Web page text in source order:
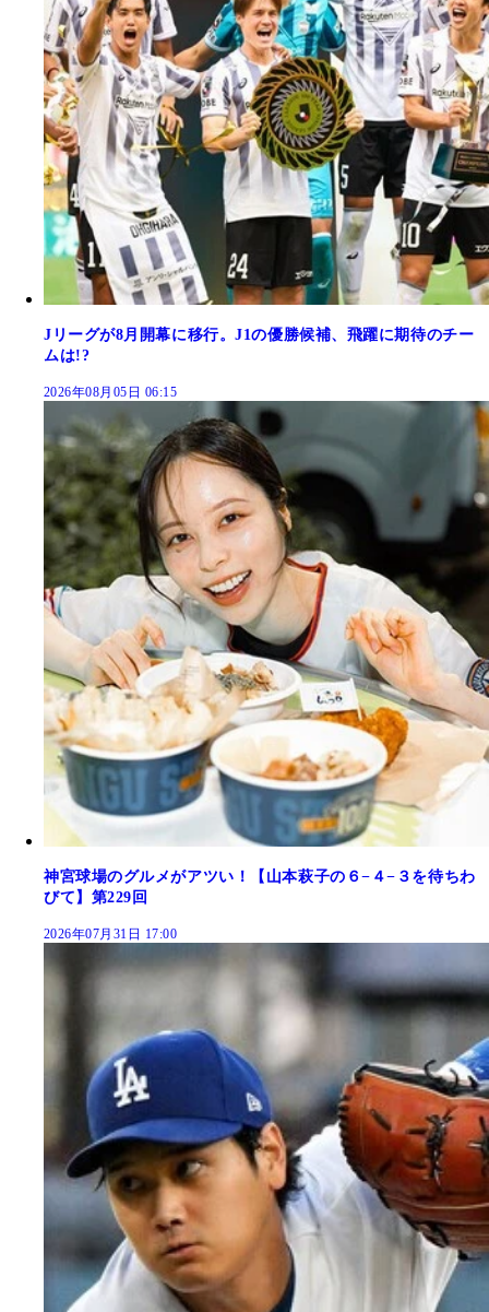
Jリーグが8月開幕に移行。J1の優勝候補、飛躍に期待のチー
ムは!?
2026年08月05日 06:15
神宮球場のグルメがアツい！【山本萩子の６−４−３を待ちわ
びて】第229回
2026年07月31日 17:00